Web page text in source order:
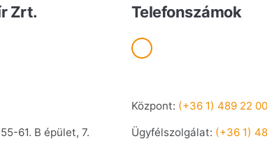
Zrt.
61. B épület, 7.
Telefonszámok
Központ: (+36 1) 489 22 00
Ügyfélszolgálat: (+36 1)